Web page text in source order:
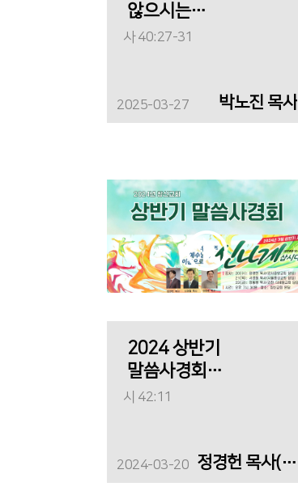
않으시는
하나님"
사 40:27-31
2025-03-27 박노진 목사
2024 상반기
말씀사경회
(첫째날)_"신나게
시 42:11
2024-03-20 정경헌 목사(강서중앙교회)